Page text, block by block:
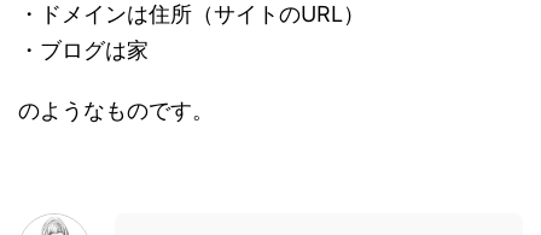
・ドメインは住所（サイトのURL）
・ブログは家
のようなものです。